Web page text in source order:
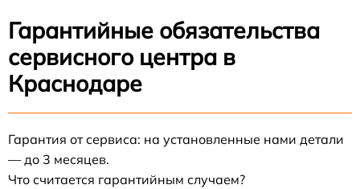
Гарантийные обязательства
сервисного центра в
Краснодаре
Гарантия от сервиса: на установленные нами детали
— до 3 месяцев.
Что считается гарантийным случаем?